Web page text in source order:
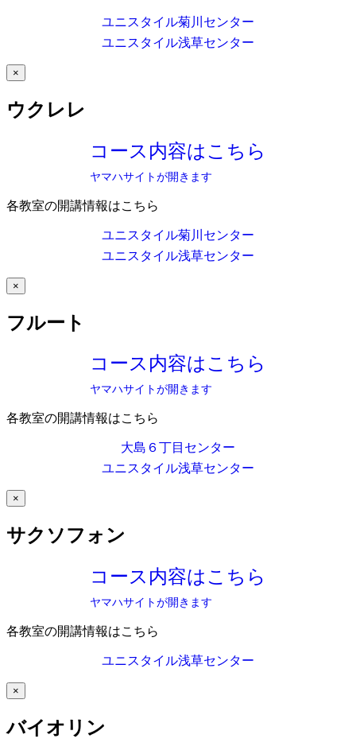
ユニスタイル菊川センター
ユニスタイル浅草センター
×
ウクレレ
コース内容はこちら
ヤマハサイトが開きます
各教室の開講情報はこちら
ユニスタイル菊川センター
ユニスタイル浅草センター
×
フルート
コース内容はこちら
ヤマハサイトが開きます
各教室の開講情報はこちら
大島６丁目センター
ユニスタイル浅草センター
×
サクソフォン
コース内容はこちら
ヤマハサイトが開きます
各教室の開講情報はこちら
ユニスタイル浅草センター
×
バイオリン